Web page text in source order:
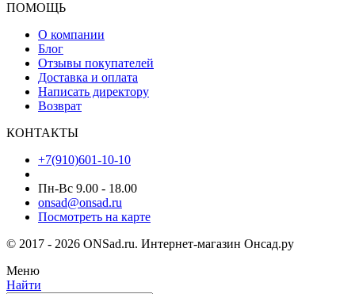
ПОМОЩЬ
О компании
Блог
Отзывы покупателей
Доставка и оплата
Написать директору
Возврат
КОНТАКТЫ
+7(910)601-10-10
Пн-Вс 9.00 - 18.00
onsad@onsad.ru
Посмотреть на карте
© 2017 - 2026 ONSad.ru. Интернет-магазин Онсад.ру
Меню
Найти